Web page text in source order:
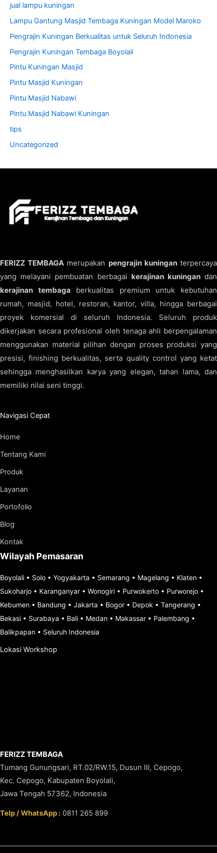
jual lampu kuningan
Lampu Gantung Masjid Tembaga Kuningan Model Maroko
Pengrajin Kuningan Berkualitas untuk Seluruh Indonesia
Pengrajin Kuningan Tembaga Boyolali
Pintu Kuningan Masjid
Pintu Masjid Kuningan
Pintu Masjid Nabawi
Pintu Masjid Nabawi Kuningan
tips
Uncategorized
FERIZZ TEMBAGA merupakan pengrajin kuninganterpercaya
yang melayani pembuatan berbagai kerajinan kuningandan
kerajinan tembaga berkualitas premium untuk kebutuhan
rumah, masjid, hotel, restoran, kantor, villa, hingga berbagai
proyek komersial di seluruh Indonesia. Seluruh produk
dikerjakan secara profesional oleh tenaga ahli berpengalaman
menggunakan material pilihan dengan proses produksi yang
presisi, finishing berkualitas, serta quality control yang ketat
sehingga menghasilkan karya yang elegan, tahan lama, dan
memiliki nilai seni tinggi.
Navigasi Cepat
Home
Tentang Kami
Produk
Layanan
Portofolio
Blog
Kontak
Wilayah Pemasaran
Boyolali • Solo • Yogyakarta • Semarang • Magelang • Klaten •
Sukoharjo • Karanganyar • Wonogiri • Purwokerto • Purworejo •
Kebumen • Bandung • Jakarta • Bogor • Depok • Tangerang •
Bekasi • Surabaya • Bali • Medan • Makassar • Palembang •
Balikpapan • Seluruh Indonesia
Lokasi Workshop
FERIZZ TEMBAGA
Tumang Gunungsari, RT.02/RW.15, Dusun III, Cepogo,
Kec. Cepogo, Kabupaten Boyolali,
Jawa Tengah 57362, Indonesia
Telp / WhatsApp : 0811 265 899